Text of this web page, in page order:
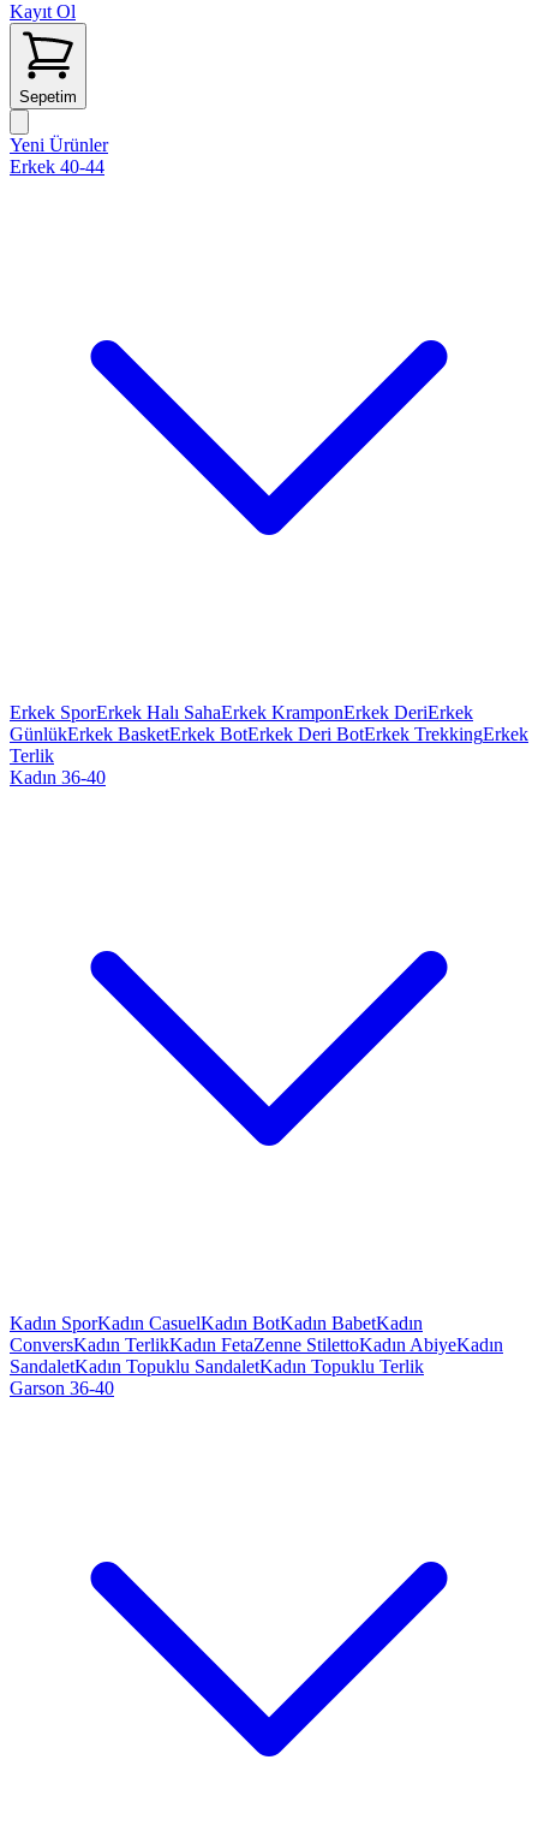
Kayıt Ol
Sepetim
Yeni Ürünler
Erkek 40-44
Erkek SporErkek Halı SahaErkek KramponErkek DeriErkek
GünlükErkek BasketErkek BotErkek Deri BotErkek TrekkingErkek
Terlik
Kadın 36-40
Kadın SporKadın CasuelKadın BotKadın BabetKadın
ConversKadın TerlikKadın FetaZenne StilettoKadın AbiyeKadın
SandaletKadın Topuklu SandaletKadın Topuklu Terlik
Garson 36-40